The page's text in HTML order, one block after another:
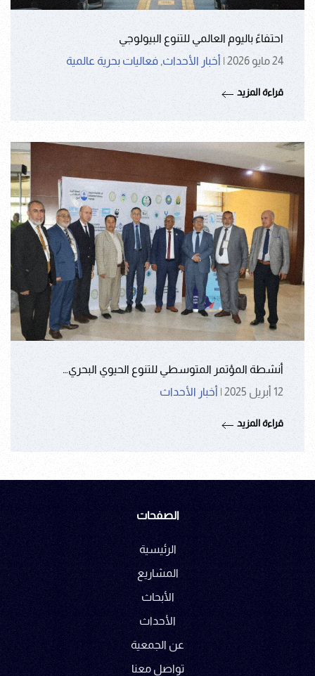
احتفاءً باليوم العالمي للتنوع البيولوجي
24 مايو 2026
| أخبار الأحداث, فعاليات بحرية عالمية
قراءة المزيد
أنشطة المؤتمر المتوسطي للتنوع الحيوي البحري…
12 أبريل 2025
| أخبار الأحداث
قراءة المزيد
الصفحات
الرئيسية
المشاريع
الأبحاث
الأحداث
عن الجمعية
تواصل معنا